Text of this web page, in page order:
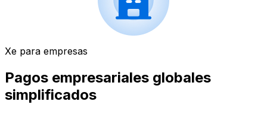
Xe para empresas
Pagos empresariales globales
simplificados